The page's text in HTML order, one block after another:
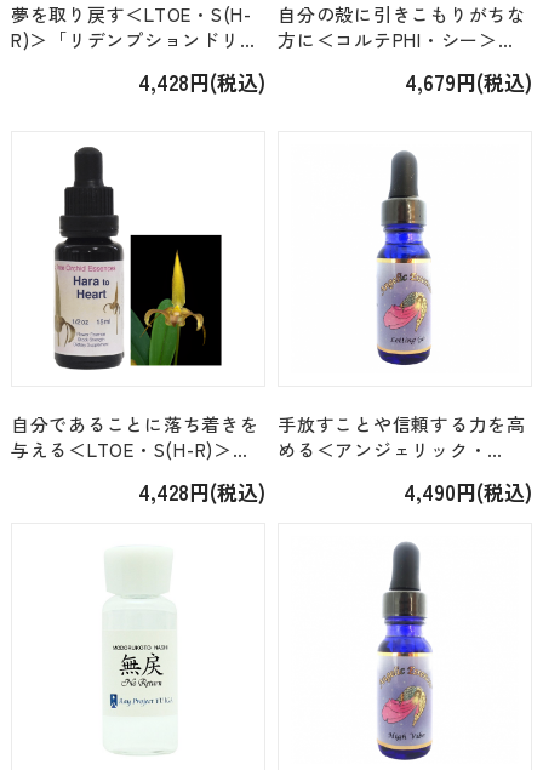
夢を取り戻す＜LTOE・S(H-
R)＞「リデンプションドリー
4,428円(税込)
自分の殻に引きこもりがちな
方に＜コルテPHI・シー＞
4,679円(税込)
自分であることに落ち着きを
与える＜LTOE・S(H-R)＞
Heart 」 [15ml]4,428円(税込)
手放すことや信頼する力を高
める＜アンジェリック・
ッティング・ゴー」[15ml]
4,490円(税込)